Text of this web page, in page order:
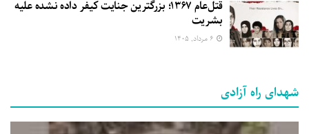
قتل‌عام ۱۳۶۷؛ بزرگترین جنایت کیفر داده نشده علیه
بشریت
شهدای راه آزادی